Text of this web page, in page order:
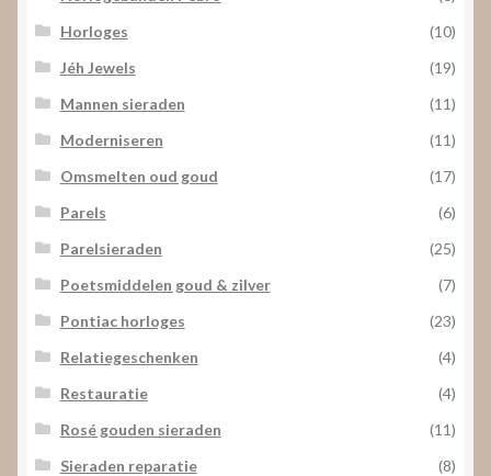
Horloges
(10)
Jéh Jewels
(19)
Mannen sieraden
(11)
Moderniseren
(11)
Omsmelten oud goud
(17)
Parels
(6)
Parelsieraden
(25)
Poetsmiddelen goud & zilver
(7)
Pontiac horloges
(23)
Relatiegeschenken
(4)
Restauratie
(4)
Rosé gouden sieraden
(11)
Sieraden reparatie
(8)